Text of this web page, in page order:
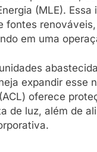
(MLE).
fontes
em uma
expandir esse
oferece
de luz, além de